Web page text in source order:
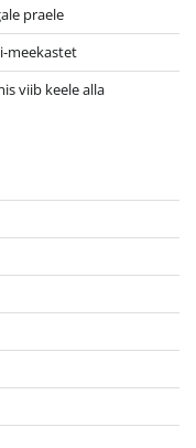
praele
meekastet
viib keele alla